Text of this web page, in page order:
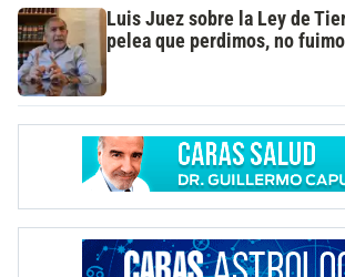
Luis Juez sobre la Ley de
pelea que perdimos, no